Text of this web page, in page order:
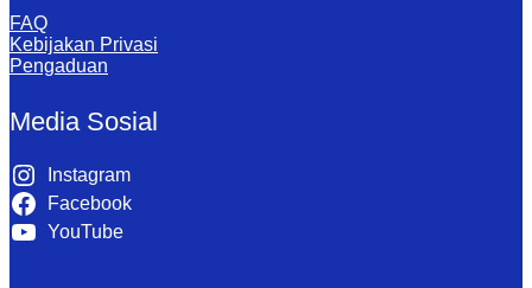
FAQ
Kebijakan Privasi
Pengaduan
Media Sosial
Instagram
Facebook
YouTube